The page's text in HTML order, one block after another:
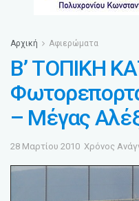
Αρχική Αφιερώματα
Β’ ΤΟΠΙΚΗ
– Μέγας
28 Μαρτίου 2010 Χρόνος